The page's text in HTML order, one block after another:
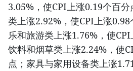
3.05%，使CPI上涨0.19个百
类上涨2.92%，使CPI上涨
乐和旅游类上涨1.76%，使CPI
饮料和烟草类上涨2.24%，使
点；家具与家用设备类上涨